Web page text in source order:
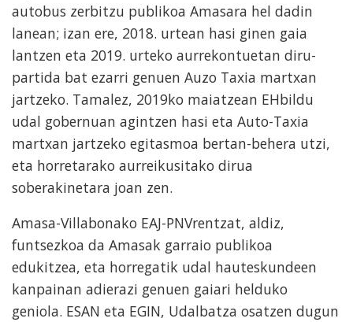
autobus zerbitzu publikoa Amasara hel dadin
lanean; izan ere, 2018. urtean hasi ginen gaia
lantzen eta 2019. urteko aurrekontuetan diru-
partida bat ezarri genuen Auzo Taxia martxan
jartzeko. Tamalez, 2019ko maiatzean EHbildu
udal gobernuan agintzen hasi eta Auto-Taxia
martxan jartzeko egitasmoa bertan-behera utzi,
eta horretarako aurreikusitako dirua
soberakinetara joan zen.
Amasa-Villabonako EAJ-PNVrentzat, aldiz,
funtsezkoa da Amasak garraio publikoa
edukitzea, eta horregatik udal hauteskundeen
kanpainan adierazi genuen gaiari helduko
geniola. ESAN eta EGIN, Udalbatza osatzen dugun